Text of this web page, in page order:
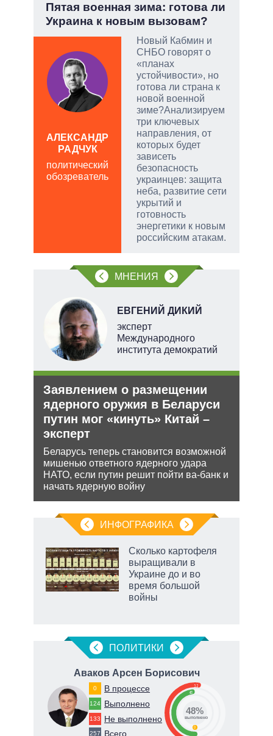
Пятая военная зима: готова ли
Украина к новым вызовам?
Новый Кабмин и
СНБО говорят о
«планах
устойчивости», но
готова ли страна к
новой военной
зиме?Анализируем
три ключевых
направления, от
которых будет
зависеть
безопасность
украинцев: защита
неба, развитие сети
укрытий и
готовность
энергетики к новым
российским атакам.
АЛЕКСАНДР
РАДЧУК
политический
обозреватель
МНЕНИЯ
ЕВГЕНИЙ ДИКИЙ
эксперт
Международного
института демократий
Заявлением о размещении
ядерного оружия в Беларуси
путин мог «кинуть» Китай –
эксперт
Беларусь теперь становится возможной
мишенью ответного ядерного удара
НАТО, если путин решит пойти ва-банк и
начать ядерную войну
ИНФОГРАФИКА
Сколько картофеля
выращивали в
Украине до и во
время большой
войны
ПОЛИТИКИ
Аваков Арсен Борисович
0 В процессе
124 Выполнено
133 Не выполнено
257 Всего
52
48
0
48%
выполнено